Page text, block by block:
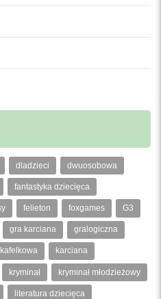
dladzieci dwuosobowa
fantastyka dziecięca
felieton foxgames G3
gra karciana gralogiczna
kafelkowa karciana
kryminał kryminał młodzieżowy
literatura dziecięca